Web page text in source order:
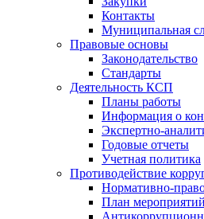
Контакты
Муниципальная
Правовые основы
Законодательство
Стандарты
Деятельность КСП
Планы работы
Информация о
Экспертно-
Годовые отчеты
Учетная политика
Противодействие
Нормативно-
План мероприятий